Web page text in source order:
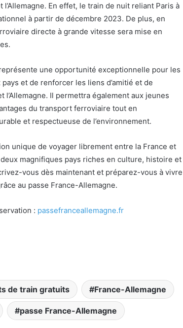
En effet, le train de nuit reliant Paris à
à partir de décembre 2023. De plus, en
directe à grande vitesse sera mise en
une opportunité exceptionnelle pour les
et de renforcer les liens d’amitié et de
l’Allemagne. Il permettra également aux jeunes
du transport ferroviaire tout en
et respectueuse de l’environnement.
unique de voyager librement entre la France et
deux magnifiques pays riches en culture, histoire et
vous dès maintenant et préparez-vous à vivre
au passe France-Allemagne.
: passefranceallemagne.fr
de train gratuits France-Allemagne
passe France-Allemagne